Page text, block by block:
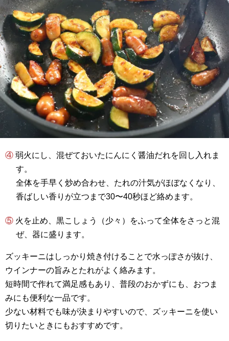
④ 弱火にし、混ぜておいたにんにく醤油だれを回し入れま
す。
全体を手早く炒め合わせ、たれの汁気がほぼなくなり、
香ばしい香りが立つまで30〜40秒ほど絡めます。
⑤ 火を止め、黒こしょう（少々）をふって全体をさっと混
ぜ、器に盛ります。
ズッキーニはしっかり焼き付けることで水っぽさが抜け、
ウインナーの旨みとたれがよく絡みます。
短時間で作れて満足感もあり、普段のおかずにも、おつま
みにも便利な一品です。
少ない材料でも味が決まりやすいので、ズッキーニを使い
切りたいときにもおすすめです。